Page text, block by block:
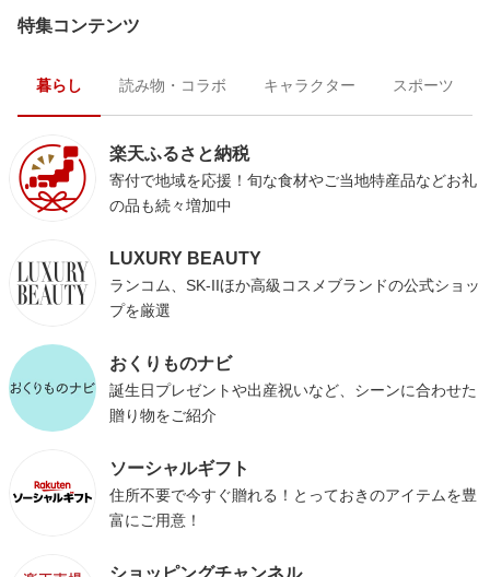
特集コンテンツ
暮らし 読み物・コラボ キャラクター スポーツ
楽天ふるさと納税
寄付で地域を応援！旬な食材やご当地特産品などお礼
の品も続々増加中
LUXURY BEAUTY
ランコム、SK-IIほか高級コスメブランドの公式ショッ
プを厳選
おくりものナビ
誕生日プレゼントや出産祝いなど、シーンに合わせた
贈り物をご紹介
ソーシャルギフト
住所不要で今すぐ贈れる！とっておきのアイテムを豊
富にご用意！
ショッピングチャンネル